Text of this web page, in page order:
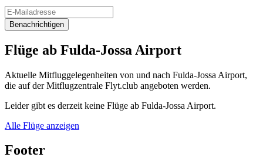
Benachrichtigen
Flüge ab Fulda-Jossa Airport
Aktuelle Mitfluggelegenheiten von und nach Fulda-Jossa Airport,
die auf der Mitflugzentrale Flyt.club angeboten werden.
Leider gibt es derzeit keine Flüge ab Fulda-Jossa Airport.
Alle Flüge anzeigen
Footer